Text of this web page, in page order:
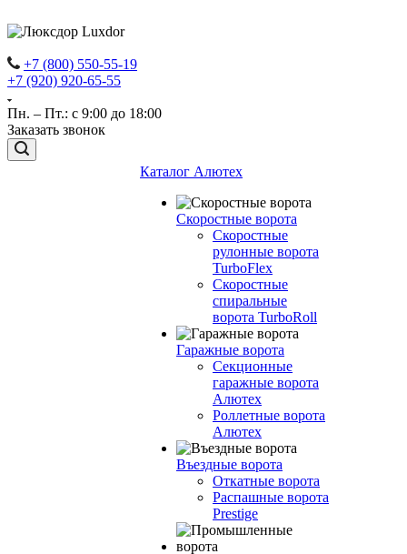
+7 (800) 550-55-19
+7 (920) 920-65-55
Пн. – Пт.: с 9:00 до 18:00
Заказать звонок
Каталог Алютех
Скоростные ворота
Скоростные
рулонные ворота
TurboFlex
Скоростные
спиральные
ворота TurboRoll
Гаражные ворота
Секционные
гаражные ворота
Алютех
Роллетные ворота
Алютех
Въездные ворота
Откатные ворота
Распашные ворота
Prestige